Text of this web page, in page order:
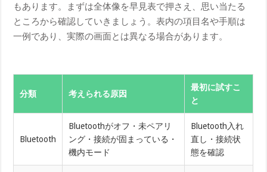
もあります。まずは全体像を早見表で押さえ、思い当たる
ところから確認していきましょう。表内の項目名や手順は
一例であり、実際の画面とは異なる場合があります。
分類 考えられる原因
最初に試すこ
と
Bluetooth
Bluetoothがオフ・未ペアリ
ング・接続が固まっている・
機内モード
Bluetooth入れ
直し・接続状
態を確認